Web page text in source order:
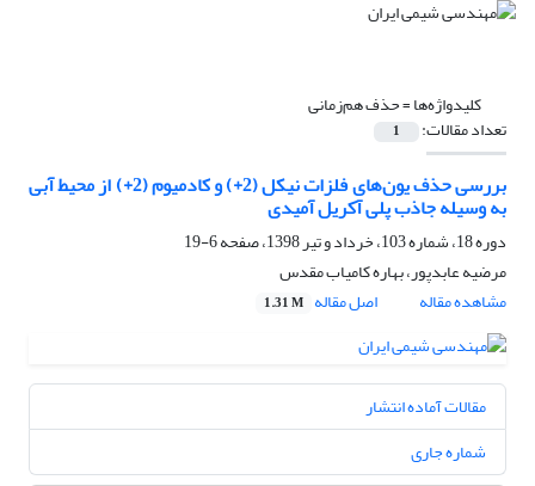
کلیدواژه‌ها =حذف هم‌زمانی
تعداد مقالات: 1
بررسی حذف یون‌های فلزات نیکل (2+) و کادمیوم (2+) از محیط آبی
به وسیله جاذب پلی آکریل آمیدی
دوره 18، شماره 103، خرداد و تیر 1398، صفحه
6-19
مرضیه عابدپور، بهاره کامیاب مقدس
مشاهده مقاله
اصل مقاله 1.31 M
مقالات آماده انتشار
شماره جاری